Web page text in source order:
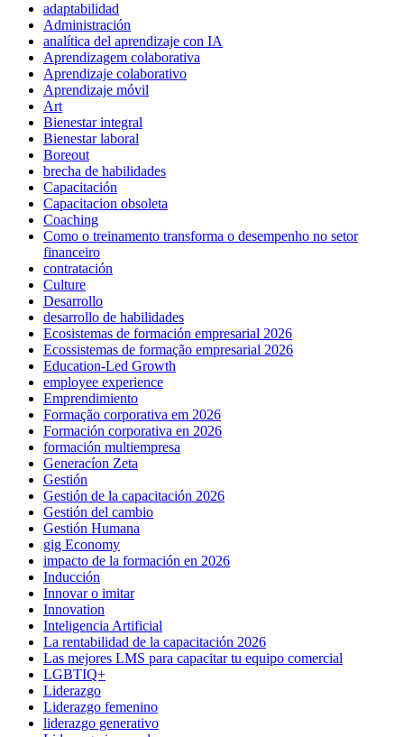
adaptabilidad
Administración
analítica del aprendizaje con IA
Aprendizagem colaborativa
Aprendizaje colaborativo
Aprendizaje móvil
Art
Bienestar integral
Bienestar laboral
Boreout
brecha de habilidades
Capacitación
Capacitacion obsoleta
Coaching
Como o treinamento transforma o desempenho no setor
financeiro
contratación
Culture
Desarrollo
desarrollo de habilidades
Ecosistemas de formación empresarial 2026
Ecossistemas de formação empresarial 2026
Education-Led Growth
employee experience
Emprendimiento
Formação corporativa em 2026
Formación corporativa en 2026
formación multiempresa
Generacíon Zeta
Gestión
Gestión de la capacitación 2026
Gestión del cambio
Gestión Humana
gig Economy
impacto de la formación en 2026
Inducción
Innovar o imitar
Innovation
Inteligencia Artificial
La rentabilidad de la capacitación 2026
Las mejores LMS para capacitar tu equipo comercial
LGBTIQ+
Liderazgo
Liderazgo femenino
liderazgo generativo